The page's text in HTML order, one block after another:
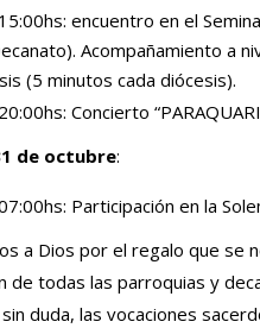
encuentro en el
Acompañamiento a
(5 minutos cada diócesis).
Concierto
de octubre:
Participación en la
a Dios por el regalo que se
de todas las parroquias y
duda, las vocaciones